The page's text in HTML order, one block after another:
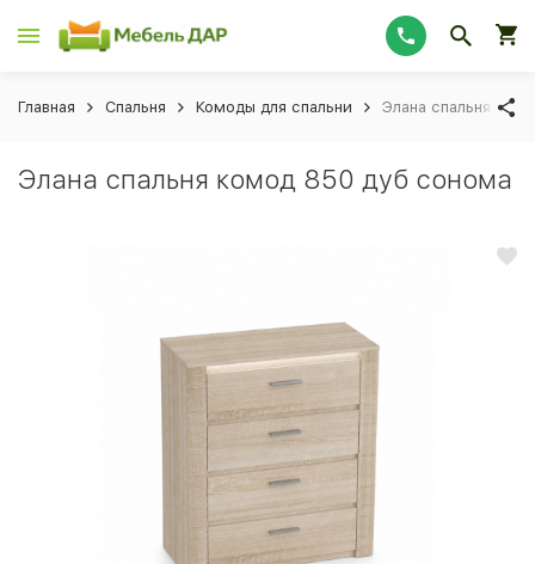
Главная Спальня Комоды для спальни Элана спальня
Элана спальня комод 850 дуб сонома